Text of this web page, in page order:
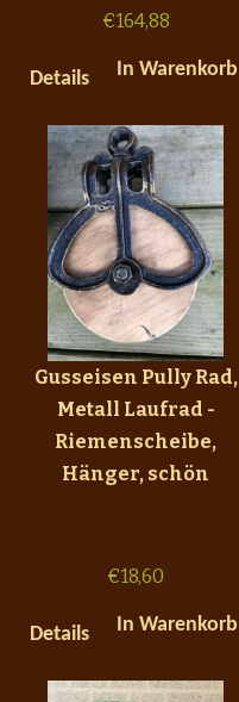
€164,88
Details In Warenkorb
Gusseisen Pully Rad,
Metall Laufrad -
Riemenscheibe,
Hänger, schön
€18,60
Details In Warenkorb